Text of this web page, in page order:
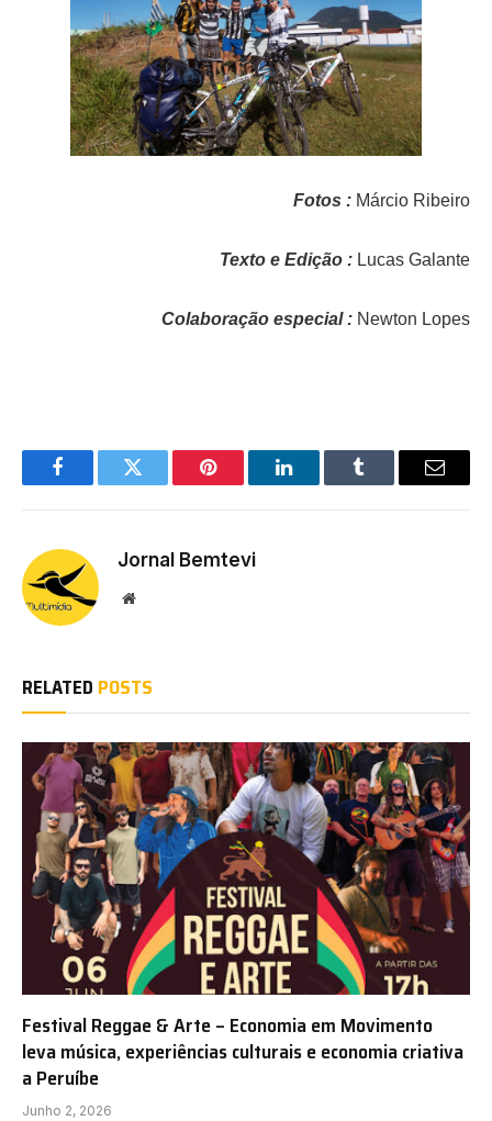
Fotos : Márcio Ribeiro
Texto e Edição : Lucas Galante
Colaboração especial : Newton Lopes
FacebookTwitter Pinterest LinkedInTumblr Email
Jornal Bemtevi
Website
RELATED POSTS
Festival Reggae & Arte – Economia em Movimento
leva música, experiências culturais e economia criativa
a Peruíbe
Junho 2, 2026